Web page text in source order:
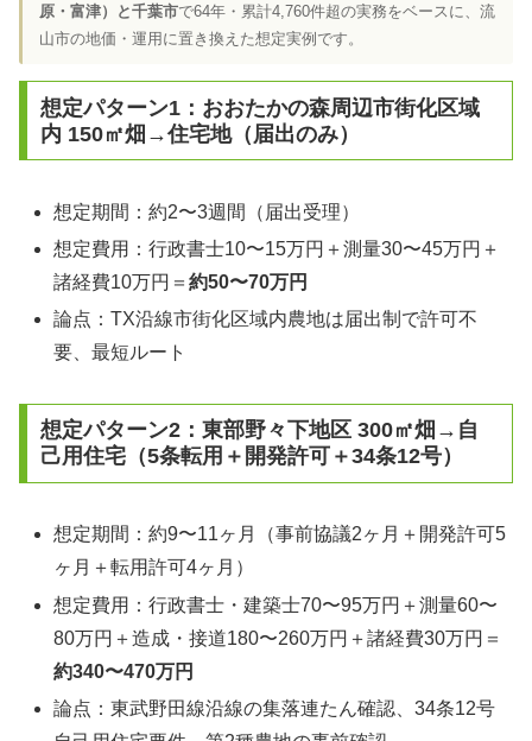
原・富津）と千葉市で64年・累計4,760件超の実務をベースに、流
山市の地価・運用に置き換えた想定実例です。
想定パターン1：おおたかの森周辺市街化区域
内 150㎡畑→住宅地（届出のみ）
想定期間：約2〜3週間（届出受理）
想定費用：行政書士10〜15万円＋測量30〜45万円＋
諸経費10万円＝約50〜70万円
論点：TX沿線市街化区域内農地は届出制で許可不
要、最短ルート
想定パターン2：東部野々下地区 300㎡畑→自
己用住宅（5条転用＋開発許可＋34条12号）
想定期間：約9〜11ヶ月（事前協議2ヶ月＋開発許可5
ヶ月＋転用許可4ヶ月）
想定費用：行政書士・建築士70〜95万円＋測量60〜
80万円＋造成・接道180〜260万円＋諸経費30万円＝
約340〜470万円
論点：東武野田線沿線の集落連たん確認、34条12号